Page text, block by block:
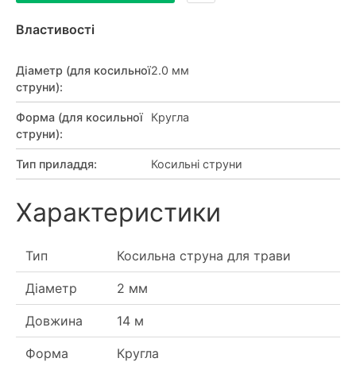
Властивості
Діаметр (для косильної
струни):
2.0 мм
Форма (для косильної
струни):
Кругла
Тип приладдя: Косильні струни
Характеристики
Тип Косильна струна для трави
Діаметр 2 мм
Довжина 14 м
Форма Кругла